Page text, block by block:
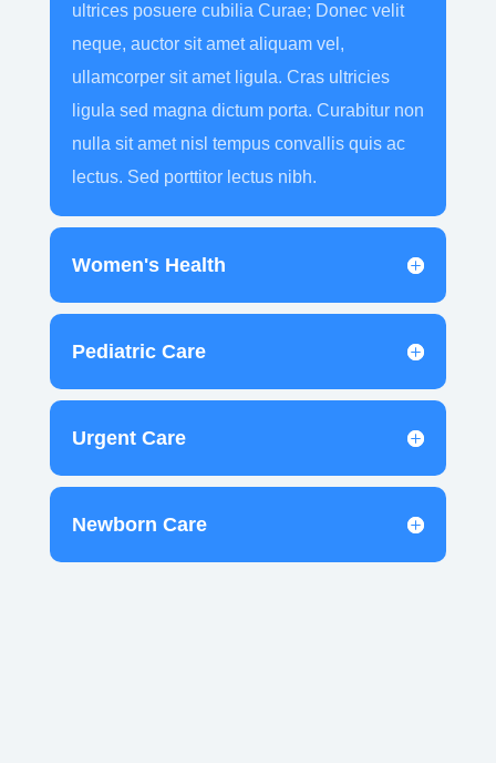
ultrices posuere cubilia Curae; Donec velit
neque, auctor sit amet aliquam vel,
ullamcorper sit amet ligula. Cras ultricies
ligula sed magna dictum porta. Curabitur non
nulla sit amet nisl tempus convallis quis ac
lectus. Sed porttitor lectus nibh.
Women's Health
Pediatric Care
Urgent Care
Newborn Care